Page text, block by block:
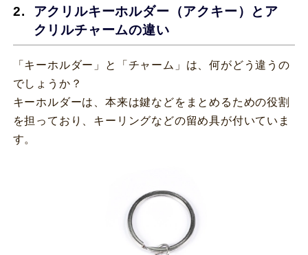
アクリルキーホルダー（アクキー）とア
クリルチャームの違い
「キーホルダー」と「チャーム」は、何がどう違うの
でしょうか？
キーホルダーは、本来は鍵などをまとめるための役割
を担っており、キーリングなどの留め具が付いていま
す。